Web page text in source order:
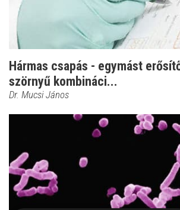
Hármas csapás - egymást
szörnyű kombináci...
Dr. Mucsi János